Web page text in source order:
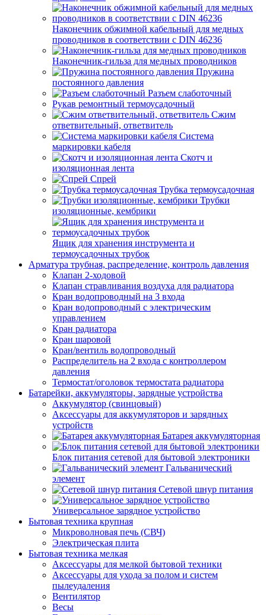
Наконечник обжимной кабельный для медных
проводников в соответствии с DIN 46236
Наконечник-гильза для медных проводников
Пружина
постоянного давления
Разъем слаботочный
Рукав ремонтный термоусадочный
Сжим
ответвительный, ответвитель
Система
маркировки кабеля
Скотч и
изоляционная лента
Спрей
Трубка термоусадочная
Трубки
изоляционные, кембрики
Ящик для хранения инструмента и
термоусадочных трубок
Арматура трубная, распределение, контроль давления
Клапан 2-ходовой
Клапан стравливания воздуха для радиатора
Кран водопроводный на 3 входа
Кран водопроводный с электрическим
управлением
Кран радиатора
Кран шаровой
Кран/вентиль водопроводный
Распределитель на 2 входа с контроллером
давления
Термостат/оголовок термостата радиатора
Батарейки, аккумуляторы, зарядные устройства
Аккумулятор (свинцовый)
Аксессуары для аккумуляторов и зарядных
устройств
Батарея аккумуляторная
Блок питания сетевой для бытовой электроники
Гальванический
элемент
Сетевой шнур питания
Универсальное зарядное устройство
Бытовая техника крупная
Микроволновая печь (СВЧ)
Электрическая плита
Бытовая техника мелкая
Аксессуары для мелкой бытовой техники
Аксессуары для ухода за полом и систем
пылеудаления
Вентилятор
Весы